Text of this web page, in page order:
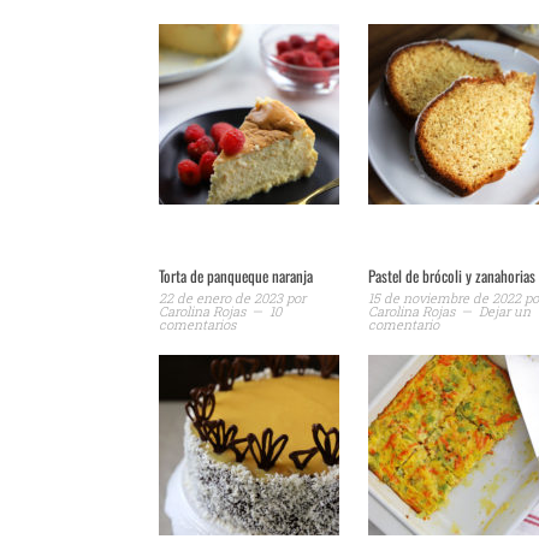
Torta de panqueque naranja
22 de enero de 2023por
Carolina Rojas 10
comentarios
Pastel de brócoli y zanahorias
15 de noviembre de 2022
Carolina Rojas Dejar un
comentario